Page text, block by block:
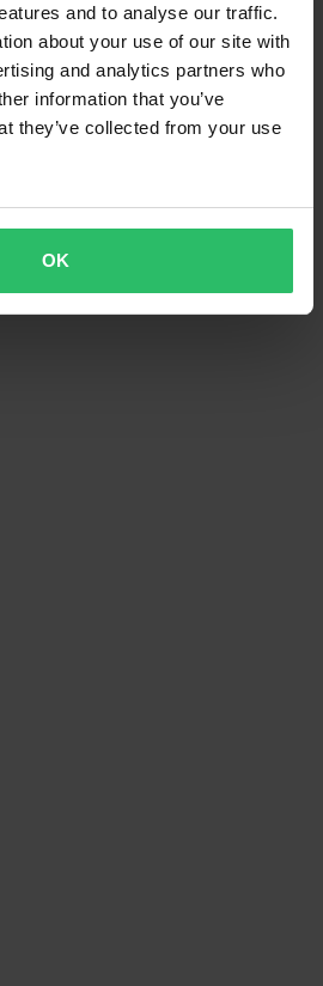
and to analyse our traffic.
about your use of our site with
and analytics partners who
information that you’ve
they’ve collected from your use
OK